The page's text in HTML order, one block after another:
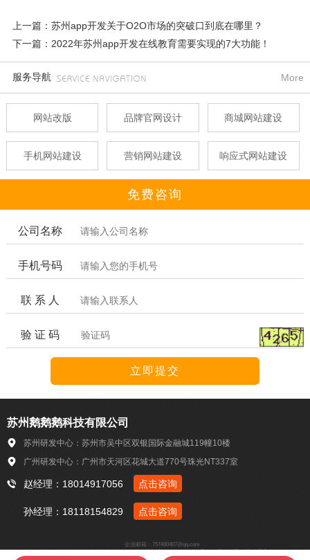
上一篇：苏州app开发关于O2O市场的突破口到底在哪里？
下一篇：2022年苏州app开发在线教育需要实现的7大功能！
服务导航 More
网站改版 品牌官网设计 商城网站建设
手机网站建设 营销网站建设 响应式网站建设
免费咨询
公司名称
手机号码
联 系 人
验 证 码
苏州鹅鹅鹅科技有限公司
苏州研发中心：苏州市吴中区双银国际金融城119幢10楼
广州研发中心：广州市天河区花城大道770号珠光NT337室
赵经理：18014917056 点击咨询
孙经理：18118154829 点击咨询
企业邮箱：757460407@qq.com
Copyright © 2018-2022 版权所有 苏州鹅鹅鹅科技有限公司
苏ICP备18047093号-1 网站地图 苏公网安备